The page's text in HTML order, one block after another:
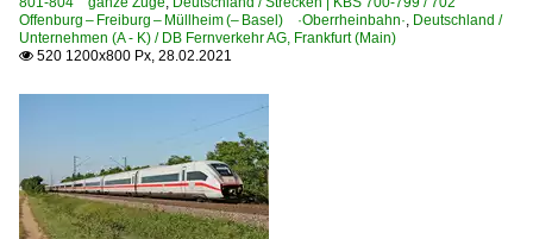
Offenburg – Freiburg – Müllheim (– Basel) ·Oberrheinbahn·, Deutschland /
Unternehmen (A - K) / DB Fernverkehr AG, Frankfurt (Main)
 520 1200x800 Px, 28.02.2021